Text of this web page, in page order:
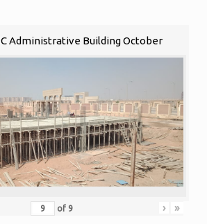
Administrative Building October
of 9 › »